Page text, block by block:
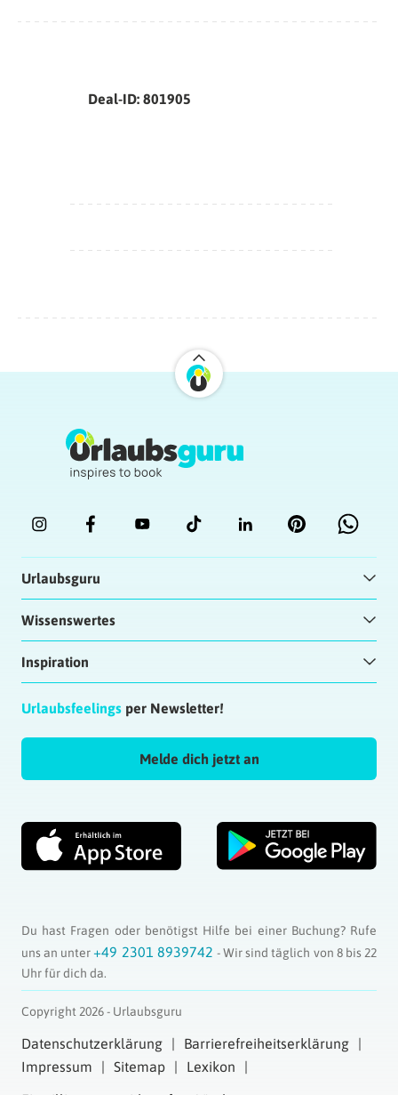
Deal-ID: 801905
Urlaubsguru
Wissenswertes
Inspiration
Urlaubsfeelings per Newsletter!
Melde dich jetzt an
Du hast Fragen oder benötigst Hilfe bei einer Buchung? Rufe
uns an unter+49 2301 8939742 - Wir sind täglich von 8 bis 22
Uhr für dich da.
Copyright 2026 - Urlaubsguru
Datenschutzerklärung
Barrierefreiheitserklärung
Impressum
Sitemap Lexikon